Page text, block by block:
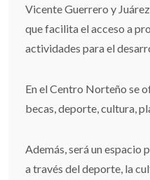
Vicente Guerrero y
que facilita el acceso a
actividades para el
En el Centro Norteño se
becas, deporte, cultura,
Además, será un
a través del deporte, la